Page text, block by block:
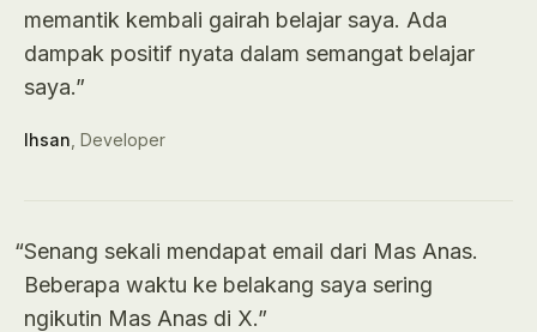
memantik kembali gairah belajar saya. Ada
dampak positif nyata dalam semangat belajar
saya.”
Ihsan Developer
“Senang sekali mendapat email dari Mas Anas.
Beberapa waktu ke belakang saya sering
ngikutin Mas Anas di X.”